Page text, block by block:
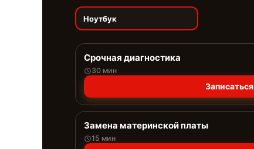
Ноутбук
Срочная диагностика
30 мин
Записаться
Замена материнской платы
15 мин